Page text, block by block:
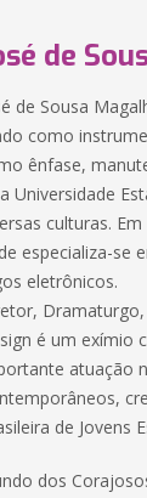
de
de Sousa
como
ênfase,
Universidade
culturas.
especializa-se
eletrônicos.
é um exímio
atuação
de Jovens
dos